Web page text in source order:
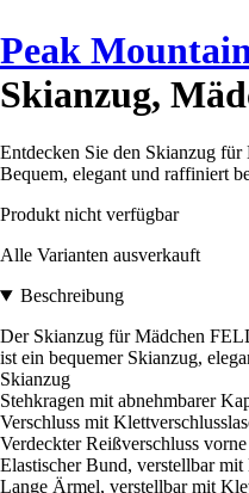
Peak
Skianzug,
Entdecken Sie den Skianzug
Bequem, elegant und raffiniert
Produkt nicht verfügbar
Alle Varianten ausverkauft
Beschreibung
Der Skianzug für Mädchen
ist ein bequemer Skianzug,
Skianzug
Stehkragen mit abnehmbarer
Verschluss mit
Verdeckter Reißverschluss vorne
Elastischer Bund, verstellbar mit
Lange Ärmel, verstellbar mit